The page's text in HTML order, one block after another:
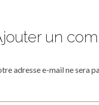
un
adresse e-mail ne sera